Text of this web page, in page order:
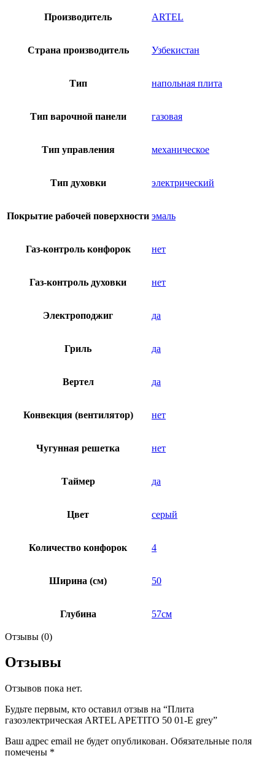
Производитель ARTEL
Страна производитель Узбекистан
Тип напольная плита
Тип варочной панели газовая
Тип управления механическое
Тип духовки электрический
Покрытие рабочей поверхности эмаль
Газ-контроль конфорок нет
Газ-контроль духовки нет
Электроподжиг да
Гриль да
Вертел да
Конвекция (вентилятор) нет
Чугунная решетка нет
Таймер да
Цвет серый
Количество конфорок 4
Ширина (см) 50
Глубина 57см
Отзывы (0)
Отзывы
Отзывов пока нет.
Будьте первым, кто оставил отзыв на “Плита
газоэлектрическая ARTEL APETITО 50 01-E grey”
Ваш адрес email не будет опубликован. Обязательные поля
помечены *